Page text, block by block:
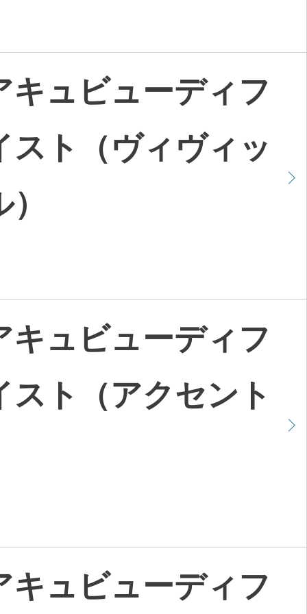
キュビューディフ
スト（ヴィヴィッ
キュビューディフ
スト（アクセント
キュビューディフ